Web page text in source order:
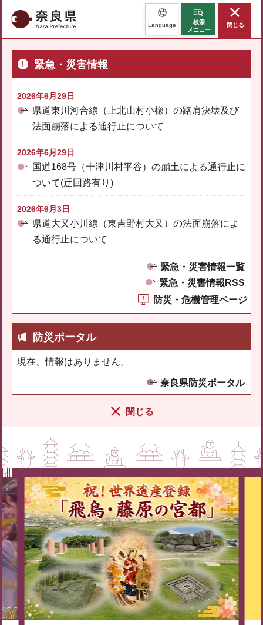
奈良県 Language
検索
メニュー
閉じる
緊急・災害情報
2026年6月29日
県道東川河合線（上北山村小橡）の路肩決壊及び
法面崩落による通行止について
2026年6月29日
国道168号（十津川村平谷）の崩土による通行止に
ついて(迂回路有り)
2026年6月3日
県道大又小川線（東吉野村大又）の法面崩落によ
る通行止について
緊急・災害情報一覧
緊急・災害情報RSS
防災・危機管理ページ
防災ポータル
現在、情報はありません。
奈良県防災ポータル
閉じる